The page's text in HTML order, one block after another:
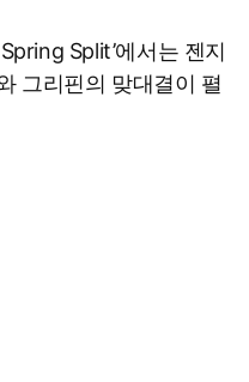
Split’에서는 젠지
그리핀의 맞대결이 펼